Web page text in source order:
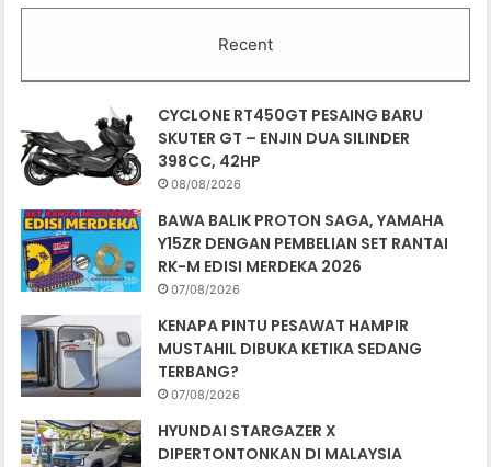
Recent
CYCLONE RT450GT PESAING BARU
SKUTER GT – ENJIN DUA SILINDER
398CC, 42HP
08/08/2026
BAWA BALIK PROTON SAGA, YAMAHA
Y15ZR DENGAN PEMBELIAN SET RANTAI
RK-M EDISI MERDEKA 2026
07/08/2026
KENAPA PINTU PESAWAT HAMPIR
MUSTAHIL DIBUKA KETIKA SEDANG
TERBANG?
07/08/2026
HYUNDAI STARGAZER X
DIPERTONTONKAN DI MALAYSIA